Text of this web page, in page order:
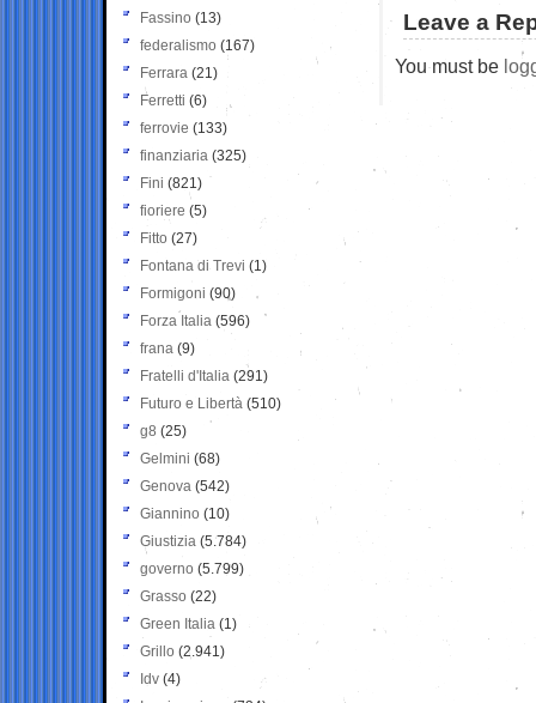
Leave a
You must be
Fassino (13)
federalismo (167)
Ferrara (21)
Ferretti (6)
ferrovie (133)
finanziaria (325)
Fini (821)
fioriere (5)
Fitto (27)
Fontana di Trevi (1)
Formigoni (90)
Forza Italia (596)
frana (9)
Fratelli d'Italia (291)
Futuro e Libertà (510)
g8 (25)
Gelmini (68)
Genova (542)
Giannino (10)
Giustizia (5.784)
governo (5.799)
Grasso (22)
Green Italia (1)
Grillo (2.941)
Idv (4)